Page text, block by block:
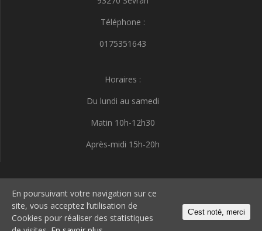
Téléphone :
0175351643
Horaires :
Du lundi au samedi
Matin 10h-12h30
Après-midi 15h-20h
I.D.E.E.S
© 2026 I.D.E.E.S. Construit avec WordPress et le thème
En poursuivant votre navigation sur ce
site, vous acceptez l’utilisation de
Cookies pour réaliser des statistiques
C'est noté, merci